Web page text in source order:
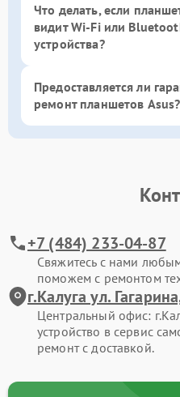
Что делать, если
видит Wi-Fi или
устройства?
Предоставляется ли
ремонт планшетов Asus?
+7 (484) 233-04-87
Свяжитесь с нами
поможем с ремонтом
г.Калуга ул.
Центральный офис:
устройство в сервис
ремонт с доставкой.